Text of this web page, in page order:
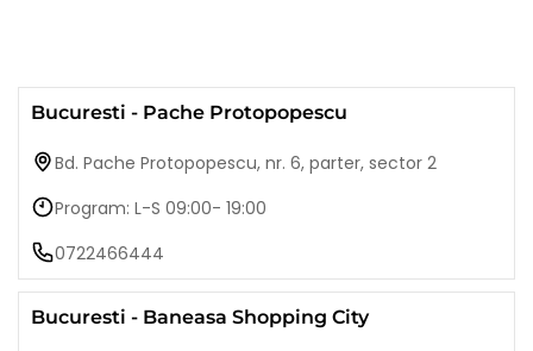
Bucuresti - Pache Protopopescu
Bd. Pache Protopopescu, nr. 6, parter, sector 2
Program: L-S 09:00- 19:00
0722466444
Bucuresti - Baneasa Shopping City